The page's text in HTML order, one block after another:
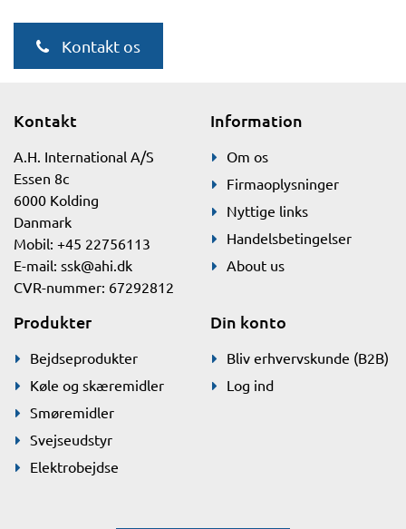
Kontakt os
Kontakt
A.H. International A/S
Essen 8c
6000 Kolding
Danmark
Mobil: +45 22756113
E-mail: ssk@ahi.dk
CVR-nummer: 67292812
Information
Om os
Firmaoplysninger
Nyttige links
Handelsbetingelser
About us
Produkter
Bejdseprodukter
Køle og skæremidler
Smøremidler
Svejseudstyr
Elektrobejdse
Din konto
Bliv erhvervskunde (B2B)
Log ind